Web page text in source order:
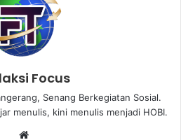
Focus
Senang Berkegiatan Sosial.
menulis, kini menulis menjadi HOBI.